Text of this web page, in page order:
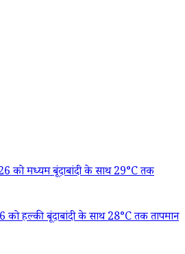
को मध्यम बूंदाबांदी के साथ 29°C तक
हल्की बूंदाबांदी के साथ 28°C तक तापमान